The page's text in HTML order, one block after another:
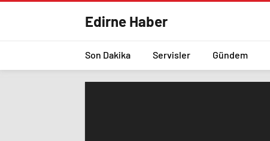
Edirne Haber
Son Dakika Servisler Gündem